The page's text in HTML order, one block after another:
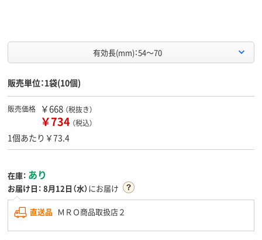
有効長(mm)：54～70
販売単位：1袋(10個)
販売価格 ￥668 （税抜き）
￥734 （税込）
1個あたり￥73.4
在庫： あり
お届け日： 8月12日（水）にお届け
直送品 ＭＲＯ商品取扱店２